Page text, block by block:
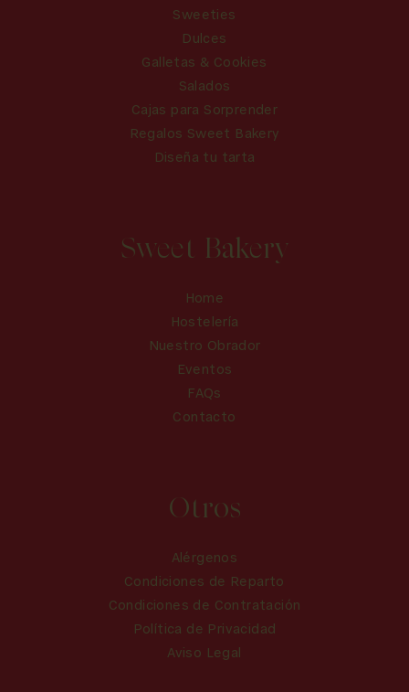
Sweeties
Dulces
Galletas & Cookies
Salados
Cajas para Sorprender
Regalos Sweet Bakery
Diseña tu tarta
Sweet Bakery
Home
Hostelería
Nuestro Obrador
Eventos
FAQs
Contacto
Otros
Alérgenos
Condiciones de Reparto
Condiciones de Contratación
Política de Privacidad
Aviso Legal